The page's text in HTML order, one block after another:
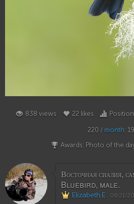
838 views 22 likes
220 / month:
Awards: Photo of the
Восточная сиалия,
Bluebird, male.
Elizabeth.E 06/21/